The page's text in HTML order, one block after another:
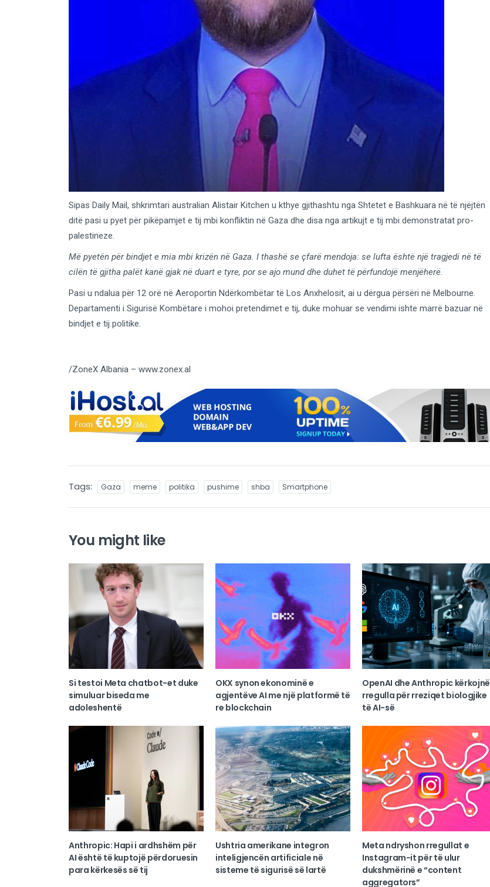
Sipas Daily Mail, shkrimtari australian Alistair Kitchen u kthye gjithashtu nga Shtetet e Bashkuara në të njëjtën
ditë pasi u pyet për pikëpamjet e tij mbi konfliktin në Gaza dhe disa nga artikujt e tij mbi demonstratat pro-
palestineze.
Më pyetën për bindjet e mia mbi krizën në Gaza. I thashë se çfarë mendoja: se lufta është një tragjedi në të
cilën të gjitha palët kanë gjak në duart e tyre, por se ajo mund dhe duhet të përfundojë menjëherë.
Pasi u ndalua për 12 orë në Aeroportin Ndërkombëtar të Los Anxhelosit, ai u dërgua përsëri në Melbourne.
Departamenti i Sigurisë Kombëtare i mohoi pretendimet e tij, duke mohuar se vendimi ishte marrë bazuar në
bindjet e tij politike.
/ZoneX Albania – www.zonex.al
Tags: Gaza meme politika pushime shba Smartphone
You might like
Si testoi Meta chatbot-et duke
simuluar biseda me
adoleshentë
OKX synon ekonominë e
agjentëve AI me një platformë të
re blockchain
OpenAI dhe Anthropic kërkojnë
rregulla për rreziqet biologjike
të AI-së
Anthropic: Hapi i ardhshëm për
AI është të kuptojë përdoruesin
para kërkesës së tij
Ushtria amerikane integron
inteligjencën artificiale në
sisteme të sigurisë së lartë
Meta ndryshon rregullat e
Instagram-it për të ulur
dukshmërinë e “content
aggregators”